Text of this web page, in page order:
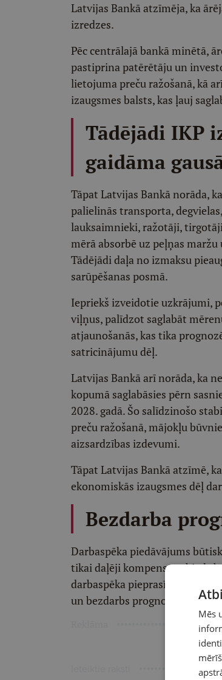
Latvijas Bankā atzīmēja, ka
izredzes.
Pēc centrālajā bankā minētā,
pastiprina patērētāju un
lietojuma preču ražošanā, kā
izaugsmes balsts, kas ļauj
Tādējādi IKP
gaidāma
Tāpat Latvijas Bankā norāda,
palielinās transporta,
lauksaimnieki, ražotāji,
mērā absorbē uz peļņas
Tādējādi daļa no izmaksu
sarūpēšanas posmā.
Iepriekš izveidotie uzkrājumi,
viļņus, palīdzot saglabāt
atjaunošanās, kas tika
satricinājumu dēļ.
Latvijas Bankā arī norāda, ka
kopumā saglabāsies pērn
2028. gadā. Šo salīdzinošo
preču ražošanā, mājokļu
aizsardzības izdevumi.
Tāpat Latvijas Bankā atzīmē,
ekonomiskās izaugsmes dēļ
Bezdarba
Darbaspēka piedāvājums
tikai daļēji kompensē
darbaspēka pieprasījums
un bezdarbs prognožu
Mēs